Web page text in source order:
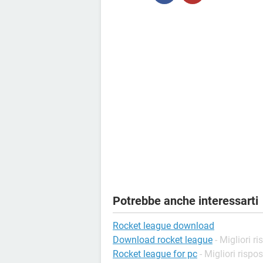
Potrebbe anche interessarti
Rocket league download
Download rocket league - Migliori
Rocket league for pc - Migliori